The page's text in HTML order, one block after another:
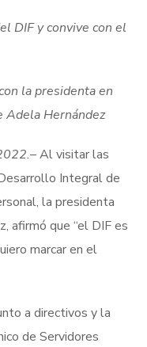
DIF y convive con el
la presidenta en
Adela Hernández
– Al visitar las
Integral de
la presidenta
afirmó que “el DIF es
marcar en el
a directivos y la
de Servidores